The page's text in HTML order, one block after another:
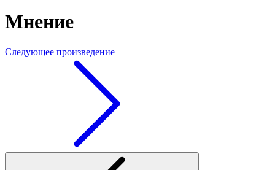
Мнение
Следующее произведение